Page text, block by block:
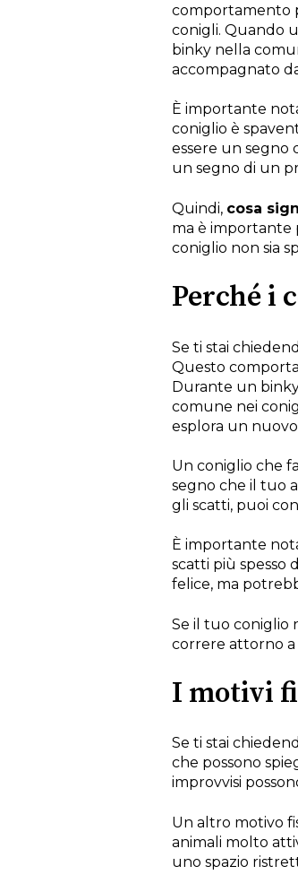
comportamento
conigli. Quando
binky nella
accompagnato
È importante
coniglio è
essere un segno
un segno di un
Quindi, cosa
ma è importante
coniglio non sia
Perché i
Se ti stai
Questo
Durante un
comune nei
esplora un
Un coniglio che
segno che il tuo
gli scatti, puoi
È importante
scatti più spesso
felice, ma
Se il tuo coniglio
correre attorno a
I motivi
Se ti stai
che possono
improvvisi
Un altro motivo
animali molto
uno spazio